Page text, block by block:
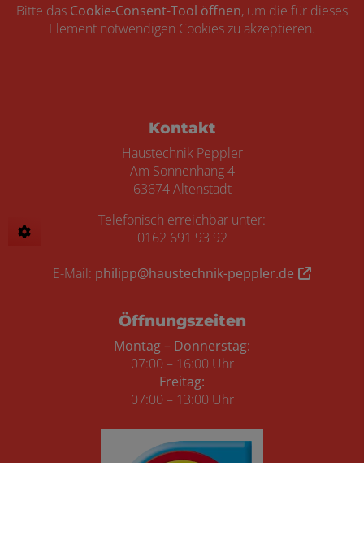
Bitte das Cookie-Consent-Tool öffnen, um die für dieses
Element notwendigen Cookies zu akzeptieren.
Footer - Kontaktdaten und
Kontakt
Haustechnik Peppler
Am Sonnenhang 4
63674 Altenstadt
Telefonisch erreichbar unter:
0162 691 93 92
E-Mail: philipp@haustechnik-peppler.de
Öffnungszeiten
Montag – Donnerstag:
07:00 – 16:00 Uhr
Freitag:
07:00 – 13:00 Uhr